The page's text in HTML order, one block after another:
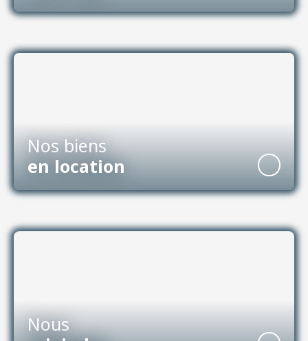
Nos biens
en location
Nous